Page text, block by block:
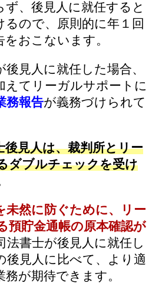
ず、後見人に就任すると
るので、原則的に年１回
おこないます。
見人に就任した場合、
えてリーガルサポートに
務報告が義務づけられて
後見人は、裁判所とリー
ダブルチェックを受け
未然に防ぐために、リー
預貯金通帳の原本確認が
法書士が後見人に就任し
後見人に比べて、より適
が期待できます。